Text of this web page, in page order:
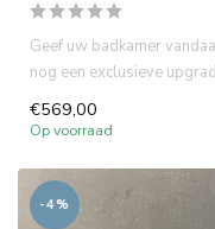
Geef uw badkamer
nog een exclusieve
Wa...
€569,00
Op voorraad
-4%